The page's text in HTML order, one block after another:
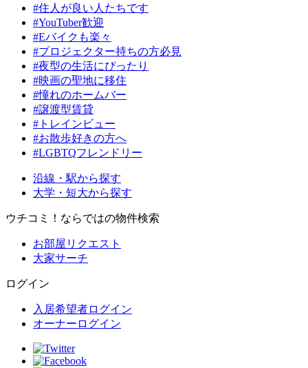
#住人が良い人たちです
#YouTuber歓迎
#Eバイクも楽々
#プロジェクター持ちの方必見
#夜型の生活にぴったり
#映画の聖地に移住
#憧れのホームバー
#譲渡型賃貸
#トレインビュー
#お散歩好きの方へ
#LGBTQフレンドリー
沿線・駅から探す
大学・短大から探す
ウチコミ！ならではの物件検索
お部屋リクエスト
大家サーチ
ログイン
入居希望者ログイン
オーナーログイン